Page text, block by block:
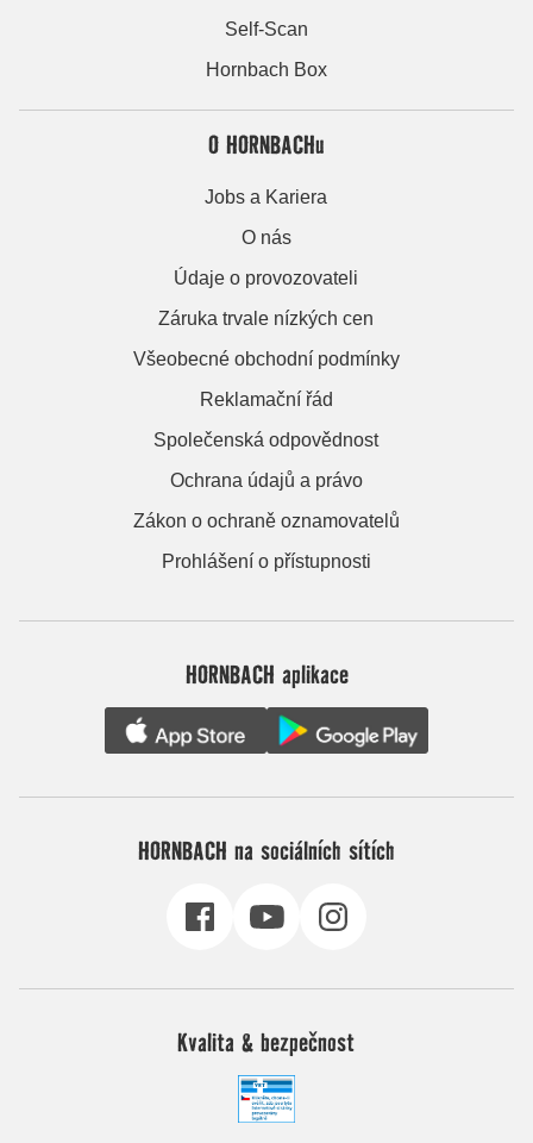
Self-Scan
Hornbach Box
O HORNBACHu
Jobs a Kariera
O nás
Údaje o provozovateli
Záruka trvale nízkých cen
Všeobecné obchodní podmínky
Reklamační řád
Společenská odpovědnost
Ochrana údajů a právo
Zákon o ochraně oznamovatelů
Prohlášení o přístupnosti
HORNBACH aplikace
HORNBACH na sociálních sítích
Kvalita & bezpečnost